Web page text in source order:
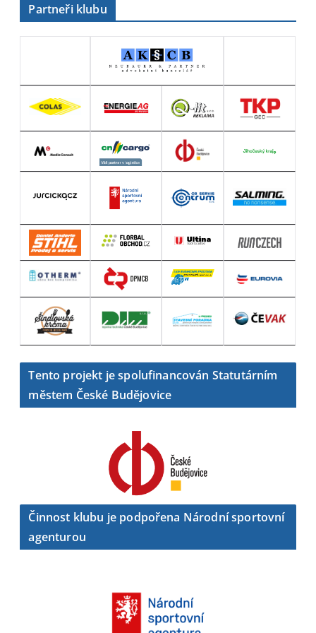
Partneři klubu
Tento projekt je spolufinancován Statutárním
městem České Budějovice
Činnost klubu je podpořena Národní sportovní
agenturou